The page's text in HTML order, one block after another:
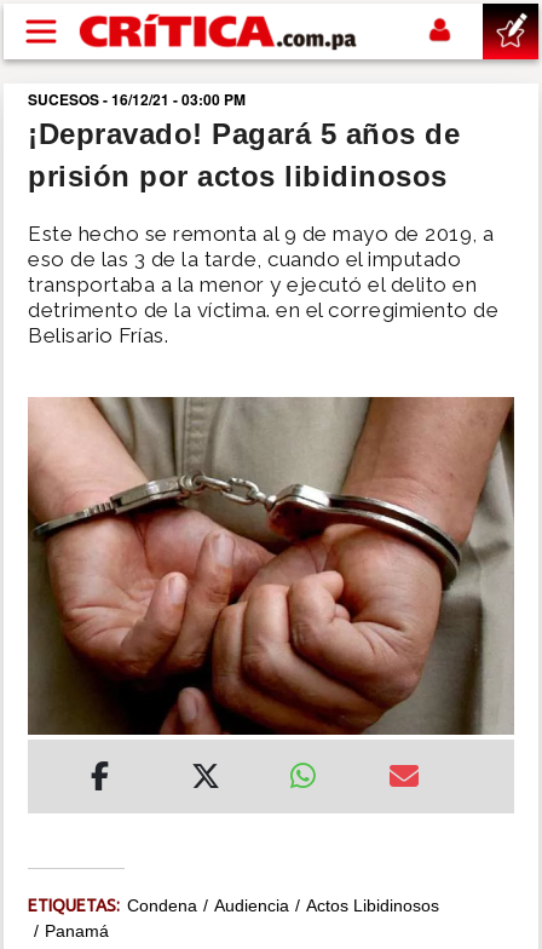
Pasar al contenido principal
buscar
SUCESOS
NACIONAL
POLÍTICA
DEPORTES
MUNDO
INSÓLITAS
MULTIMEDIA
SUCESOS - 16/12/21 - 03:00 PM
¡Depravado! Pagará 5 años de
prisión por actos libidinosos
Este hecho se remonta al 9 de mayo de 2019, a
eso de las 3 de la tarde, cuando el imputado
transportaba a la menor y ejecutó el delito en
detrimento de la víctima. en el corregimiento de
Belisario Frías.
ETIQUETAS: Condena Audiencia
Actos Libidinosos
Panamá